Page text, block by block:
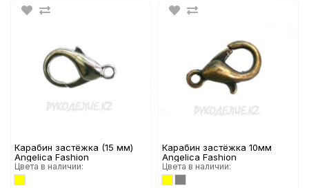
Карабин застёжка (15 мм)
Angelica Fashion
Цвета в наличии:
Карабин застёжка 10мм
Angelica Fashion
Цвета в наличии: